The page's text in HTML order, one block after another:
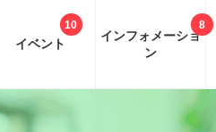
イベント
10
インフォ メーショ
ン
8